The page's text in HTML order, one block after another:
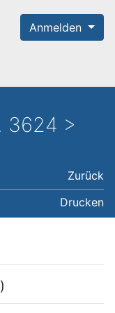
Anmelden
3624 >
Zurück
Drucken